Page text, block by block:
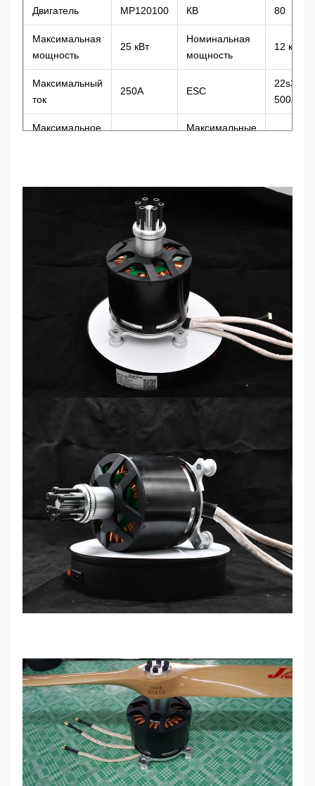
Двигатель MP120100 КВ 80
Максимальная
мощность
25 кВт
Номинальная
мощность
12 кВт
Максимальный
ток
250А ESC
22s380-
500A
Максимальное
Максимальные
Размер
мм ((без
вала)
30 Нм
56 кг
30,9 кг Остров